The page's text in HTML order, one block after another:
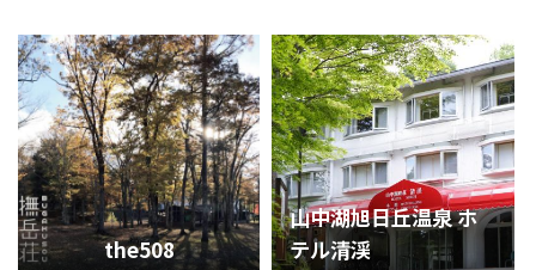
the508
山中湖旭日丘温泉 ホ
テル清渓